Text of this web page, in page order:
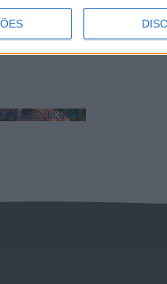
e Formação da
Minho